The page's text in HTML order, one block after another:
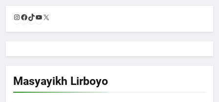
Instagram
Facebook
TikTok
YouTube
Masyayikh Lirboyo